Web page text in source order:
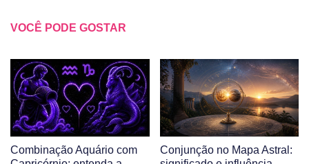
VOCÊ PODE GOSTAR
Combinação Aquário com
Conjunção no Mapa Astral: